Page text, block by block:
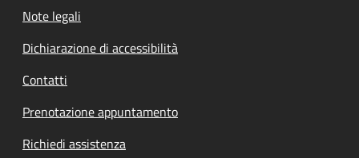
Note legali
Dichiarazione di accessibilità
Contatti
Prenotazione appuntamento
Richiedi assistenza